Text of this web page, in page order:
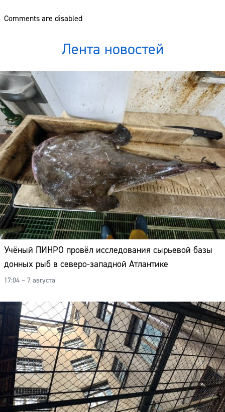
Comments are disabled
Лента новостей
Учёный ПИНРО провёл исследования сырьевой базы
донных рыб в северо-западной Атлантике
17:04 – 7 августа